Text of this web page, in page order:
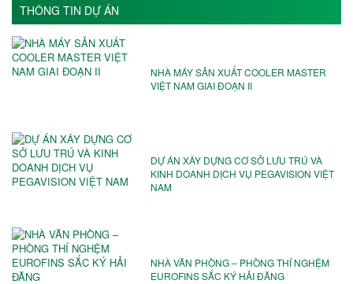
THÔNG TIN DỰ ÁN
NHÀ MÁY SẢN XUẤT COOLER MASTER
VIỆT NAM GIAI ĐOẠN II
DỰ ÁN XÂY DỰNG CƠ SỞ LƯU TRÚ VÀ
KINH DOANH DỊCH VỤ PEGAVISION VIỆT
NAM
NHÀ VĂN PHÒNG – PHÒNG THÍ NGHỆM
EUROFINS SẮC KÝ HẢI ĐĂNG